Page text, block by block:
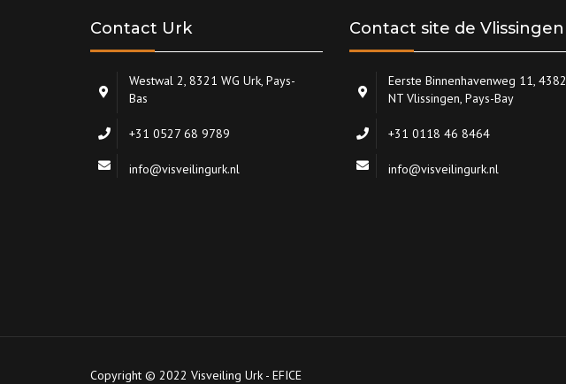
Contact Urk
Westwal 2, 8321 WG Urk, Pays-
Bas
+31 0527 68 9789
info@visveilingurk.nl
Contact site de Vlissingen
Eerste Binnenhavenweg 11, 4382
NT Vlissingen, Pays-Bay
+31 0118 46 8464
info@visveilingurk.nl
Copyright © 2022 Visveiling Urk - EFICE